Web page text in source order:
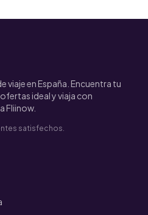
viaje en España. Encuentra tu
ideal y viaja con
Fliinow.
satisfechos.